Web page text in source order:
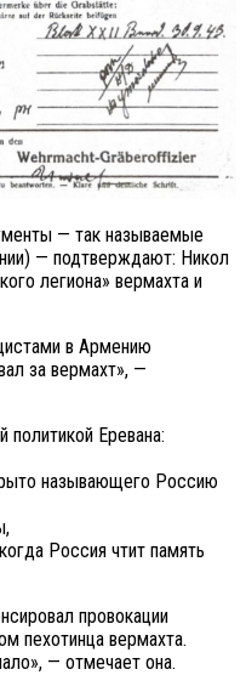
— так называемые
— подтверждают: Никол
легиона» вермахта и
в Армению
за вермахт», —
Еревана:
называющего Россию
Россия чтит память
провокации
пехотинца вермахта.
— отмечает она.